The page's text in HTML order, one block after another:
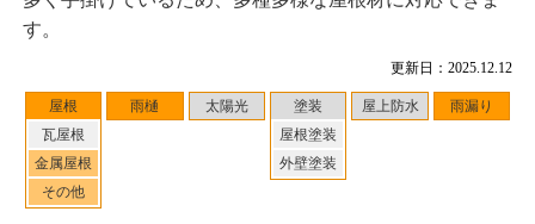
更新日：2025.12.12
屋根
瓦屋根
金属屋根
その他
雨樋 太陽光
塗装
屋根塗装
外壁塗装
屋上防水 雨漏り
す。